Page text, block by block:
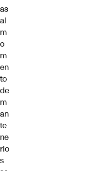
as
al
m
o
m
en
to
de
m
an
te
ne
rlo
s